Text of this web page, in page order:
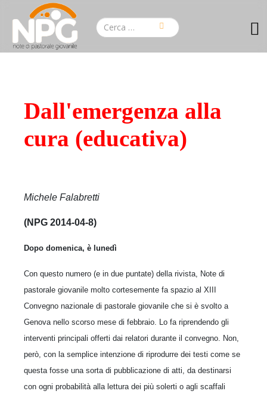
Dall'emergenza alla
cura (educativa)
Michele Falabretti
(NPG 2014-04-8)
Dopo domenica, è lunedì
Con questo numero (e in due puntate) della rivista, Note di
pastorale giovanile molto cortesemente fa spazio al XIII
Convegno nazionale di pastorale giovanile che si è svolto a
Genova nello scorso mese di febbraio. Lo fa riprendendo gli
interventi principali offerti dai relatori durante il convegno. Non,
però, con la semplice intenzione di riprodurre dei testi come se
questa fosse una sorta di pubblicazione di atti, da destinarsi
con ogni probabilità alla lettura dei più solerti o agli scaffali